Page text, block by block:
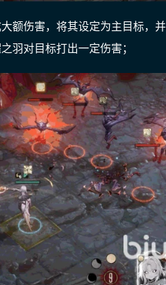
额伤害，将其设定为主目标，
羽对目标打出一定伤害；